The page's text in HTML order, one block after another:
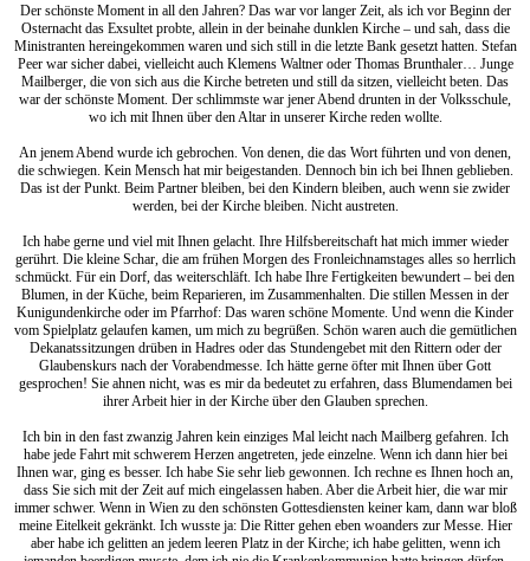
Der schönste Moment in all den Jahren? Das war vor langer Zeit, als ich vor Beginn der
Osternacht das Exsultet probte, allein in der beinahe dunklen Kirche – und sah, dass die
Ministranten hereingekommen waren und sich still in die letzte Bank gesetzt hatten. Stefan
Peer war sicher dabei, vielleicht auch Klemens Waltner oder Thomas Brunthaler… Junge
Mailberger, die von sich aus die Kirche betreten und still da sitzen, vielleicht beten. Das
war der schönste Moment. Der schlimmste war jener Abend drunten in der Volksschule,
wo ich mit Ihnen über den Altar in unserer Kirche reden wollte.
An jenem Abend wurde ich gebrochen. Von denen, die das Wort führten und von denen,
die schwiegen. Kein Mensch hat mir beigestanden. Dennoch bin ich bei Ihnen geblieben.
Das ist der Punkt. Beim Partner bleiben, bei den Kindern bleiben, auch wenn sie zwider
werden, bei der Kirche bleiben. Nicht austreten.
Ich habe gerne und viel mit Ihnen gelacht. Ihre Hilfsbereitschaft hat mich immer wieder
gerührt. Die kleine Schar, die am frühen Morgen des Fronleichnamstages alles so herrlich
schmückt. Für ein Dorf, das weiterschläft. Ich habe Ihre Fertigkeiten bewundert – bei den
Blumen, in der Küche, beim Reparieren, im Zusammenhalten. Die stillen Messen in der
Kunigundenkirche oder im Pfarrhof: Das waren schöne Momente. Und wenn die Kinder
vom Spielplatz gelaufen kamen, um mich zu begrüßen. Schön waren auch die gemütlichen
Dekanatssitzungen drüben in Hadres oder das Stundengebet mit den Rittern oder der
Glaubenskurs nach der Vorabendmesse. Ich hätte gerne öfter mit Ihnen über Gott
gesprochen! Sie ahnen nicht, was es mir da bedeutet zu erfahren, dass Blumendamen bei
ihrer Arbeit hier in der Kirche über den Glauben sprechen.
Ich bin in den fast zwanzig Jahren kein einziges Mal leicht nach Mailberg gefahren. Ich
habe jede Fahrt mit schwerem Herzen angetreten, jede einzelne. Wenn ich dann hier bei
Ihnen war, ging es besser. Ich habe Sie sehr lieb gewonnen. Ich rechne es Ihnen hoch an,
dass Sie sich mit der Zeit auf mich eingelassen haben. Aber die Arbeit hier, die war mir
immer schwer. Wenn in Wien zu den schönsten Gottesdiensten keiner kam, dann war bloß
meine Eitelkeit gekränkt. Ich wusste ja: Die Ritter gehen eben woanders zur Messe. Hier
aber habe ich gelitten an jedem leeren Platz in der Kirche; ich habe gelitten, wenn ich